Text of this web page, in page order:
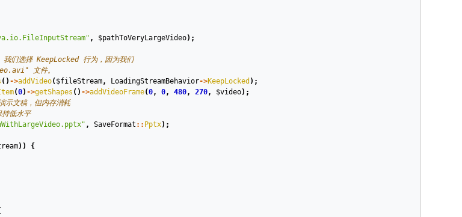
, $pathToVeryLargeVideo);
们选择 KeepLocked 行为，因为我们
文件。
() ->addVideo( $fileStream, LoadingStreamBehavior->KeepLocked );
(0) ->getShapes () ->addVideoFrame(0, 0, 480, 270, $video);
示文稿，但内存消耗
低水平
, SaveFormat :: Pptx);
))
{